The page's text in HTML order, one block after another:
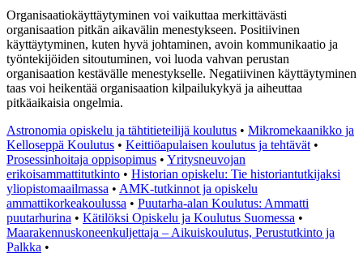
Organisaatiokäyttäytyminen voi vaikuttaa merkittävästi
organisaation pitkän aikavälin menestykseen. Positiivinen
käyttäytyminen, kuten hyvä johtaminen, avoin kommunikaatio ja
työntekijöiden sitoutuminen, voi luoda vahvan perustan
organisaation kestävälle menestykselle. Negatiivinen käyttäytyminen
taas voi heikentää organisaation kilpailukykyä ja aiheuttaa
pitkäaikaisia ongelmia.
Astronomia opiskelu ja tähtitieteilijä koulutus • Mikromekaanikko ja
Kelloseppä Koulutus • Keittiöapulaisen koulutus ja tehtävät •
Prosessinhoitaja oppisopimus • Yritysneuvojan
erikoisammattitutkinto • Historian opiskelu: Tie historiantutkijaksi
yliopistomaailmassa • AMK-tutkinnot ja opiskelu
ammattikorkeakoulussa • Puutarha-alan Koulutus: Ammatti
puutarhurina • Kätilöksi Opiskelu ja Koulutus Suomessa •
Maarakennuskoneenkuljettaja – Aikuiskoulutus, Perustutkinto ja
Palkka •